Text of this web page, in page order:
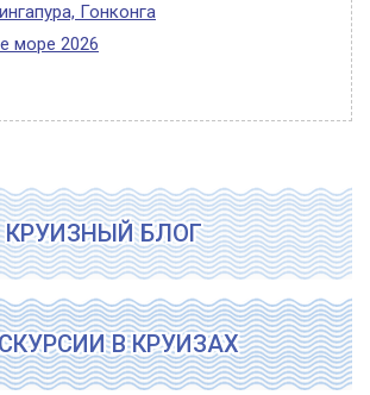
Гонконга
море 2026
КРУИЗНЫЙ БЛОГ
В КРУИЗАХ